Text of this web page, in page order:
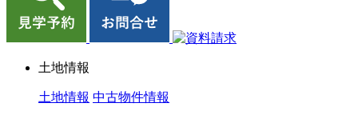
土地情報
土地情報 中古物件情報